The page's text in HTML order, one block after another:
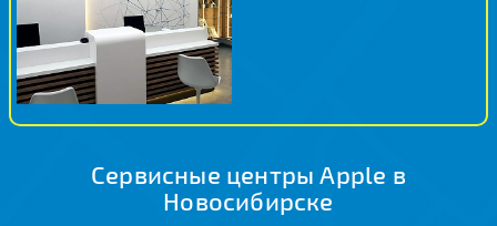
Сервисные центры Apple в
Новосибирске